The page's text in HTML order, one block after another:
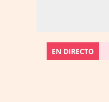
EN DIRECTO